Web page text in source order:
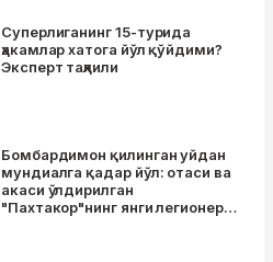
Суперлиганинг 15-турида
ҳакамлар хатога йўл қўйдими?
Эксперт таҳлили
Бомбардимон қилинган уйдан
мундиалга қадар йўл: отаси ва
акаси ўлдирилган
"Пахтакор"нинг янги легионери